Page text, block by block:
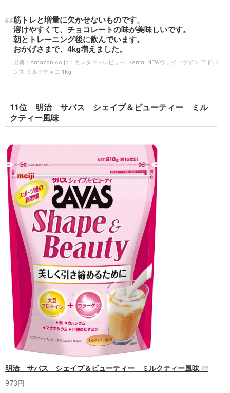
筋トレと増量に欠かせないものです。
溶けやすくて、チョコレートの味が美味しいです。
朝とトレーニング後に飲んでいます。
おかげさまで、4kg増えました。
出典： Amazon.co.jp：カスタマーレビュー: Kentai NEWウェイトゲイン アドバ
ンス ミルクチョコ 1kg
11位 明治 サバス シェイプ＆ビューティー ミル
クティー風味
明治 サバス シェイプ＆ビューティー ミルクティー風味
973円